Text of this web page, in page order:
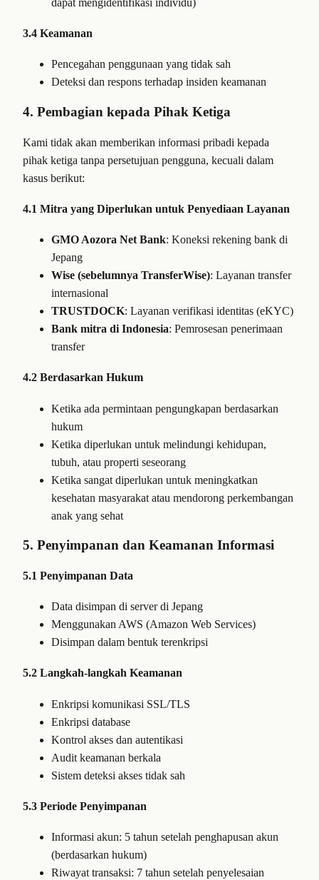
3.4 Keamanan
Pencegahan penggunaan yang tidak sah
Deteksi dan respons terhadap insiden keamanan
4. Pembagian kepada Pihak Ketiga
Kami tidak akan memberikan informasi pribadi kepada
pihak ketiga tanpa persetujuan pengguna, kecuali dalam
kasus berikut:
4.1 Mitra yang Diperlukan untuk Penyediaan Layanan
GMO Aozora Net Bank: Koneksi rekening bank di
Jepang
Wise (sebelumnya TransferWise): Layanan transfer
internasional
TRUSTDOCK: Layanan verifikasi identitas (eKYC)
Bank mitra di Indonesia: Pemrosesan penerimaan
transfer
4.2 Berdasarkan Hukum
Ketika ada permintaan pengungkapan berdasarkan
hukum
Ketika diperlukan untuk melindungi kehidupan,
tubuh, atau properti seseorang
Ketika sangat diperlukan untuk meningkatkan
kesehatan masyarakat atau mendorong perkembangan
anak yang sehat
5. Penyimpanan dan Keamanan Informasi
5.1 Penyimpanan Data
Data disimpan di server di Jepang
Menggunakan AWS (Amazon Web Services)
Disimpan dalam bentuk terenkripsi
5.2 Langkah-langkah Keamanan
Enkripsi komunikasi SSL/TLS
Enkripsi database
Kontrol akses dan autentikasi
Audit keamanan berkala
Sistem deteksi akses tidak sah
5.3 Periode Penyimpanan
Informasi akun: 5 tahun setelah penghapusan akun
(berdasarkan hukum)
Riwayat transaksi: 7 tahun setelah penyelesaian